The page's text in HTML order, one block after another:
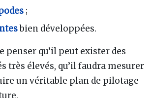
;
bien développées.
penser qu’il peut exister des
très élevés, qu’il faudra mesurer
un véritable plan de pilotage